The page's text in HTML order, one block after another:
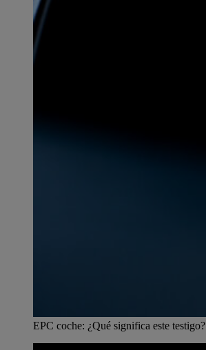
EPC coche: ¿Qué significa este testigo?